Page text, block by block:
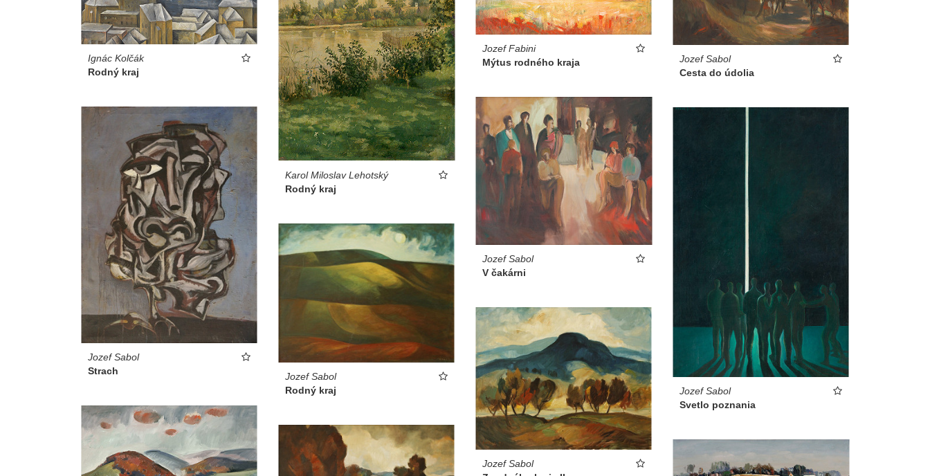
Ignác Kolčák
Rodný kraj
Karol Miloslav Lehotský
Rodný kraj
Jozef Fabini
Mýtus rodného kraja
Jozef Sabol
Cesta do údolia
Jozef Sabol
V čakárni
Jozef Sabol
Strach
Jozef Sabol
Svetlo poznania
Jozef Sabol
Rodný kraj
Jozef Sabol